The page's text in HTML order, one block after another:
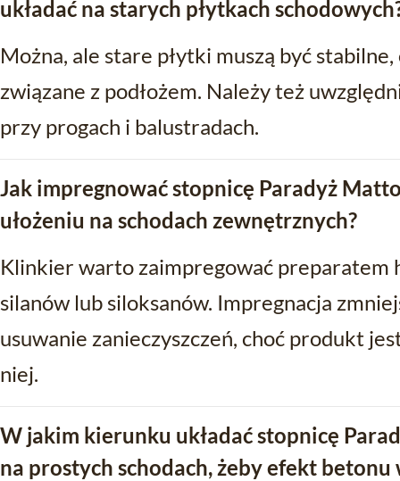
układać na starych płytkach
Można, ale stare płytki muszą być
związane z podłożem. Należy też
przy progach i balustradach.
Jak impregnować stopnicę Paradyż
ułożeniu na schodach zewnętrznych?
Klinkier warto zaimpregować preparatem
silanów lub siloksanów. Impregnacja
usuwanie zanieczyszczeń, choć produkt
niej.
W jakim kierunku układać stopnicę
na prostych schodach, żeby efekt